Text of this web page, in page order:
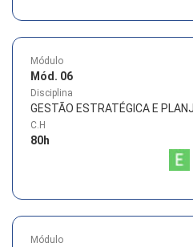
Módulo
Mód. 06
Disciplina
GESTÃO ESTRATÉGICA E
C.H
80h
Módulo